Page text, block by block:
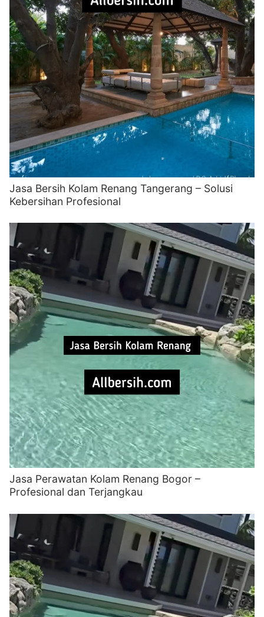
Jasa Bersih Kolam Renang Tangerang – Solusi
Kebersihan Profesional
Jasa Perawatan Kolam Renang Bogor –
Profesional dan Terjangkau